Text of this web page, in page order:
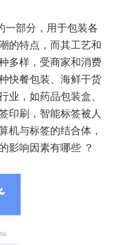
一部分，用于包装各
的特点，而其工艺和
多样，受商家和消费
快餐包装、海鲜干货
业，如药品包装盒、
印刷，智能标签被人
机与标签的结合体，
影响因素有哪些 ？